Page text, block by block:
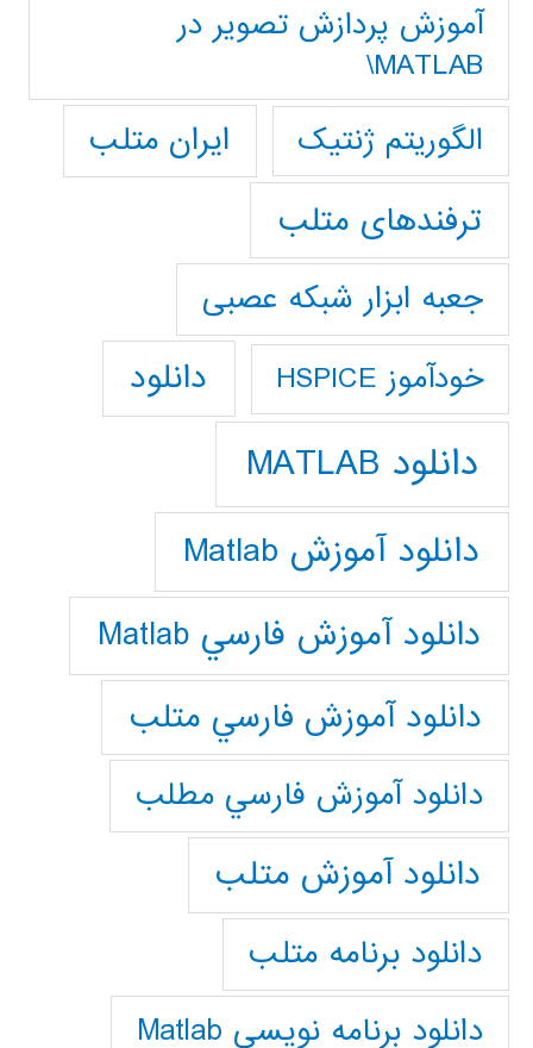
آموزش پردازش تصوير در
MATLAB\
الگوریتم ژنتیک
ایران متلب
ترفندهای متلب
جعبه ابزار شبکه عصبی
خودآموز HSPICE دانلود
دانلود MATLAB
دانلود آموزش Matlab
دانلود آموزش فارسي Matlab
دانلود آموزش فارسي متلب
دانلود آموزش فارسي مطلب
دانلود آموزش متلب
دانلود برنامه متلب
دانلود برنامه نويسي Matlab